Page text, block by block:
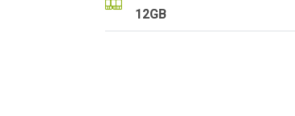
12GB